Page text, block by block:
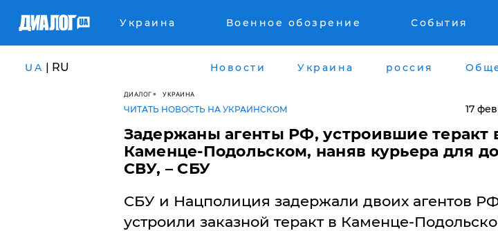
Украина Военное обозрение События
UA | RU Новости Украина россия
ДИАЛОГ УКРАИНА
ЧИТАТЬ НОВОСТЬ НА УКРАИНСКОМ 17
Задержаны агенты РФ, устроившие теракт
Каменце-Подольском, наняв курьера для
СВУ, – СБУ
СБУ и Нацполиция задержали двоих агентов
устроили заказной теракт в Каменце-